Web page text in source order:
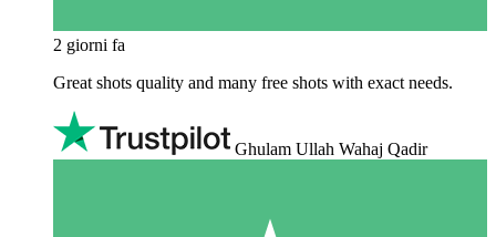
2 giorni fa
Great shots quality and many free shots with exact needs.
Ghulam Ullah Wahaj Qadir